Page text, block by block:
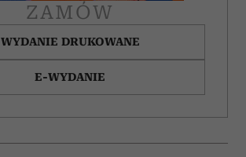
ZAMÓW
WYDANIE DRUKOWANE
E-WYDANIE